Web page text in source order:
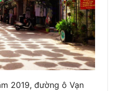
2019, đường ô Vạn